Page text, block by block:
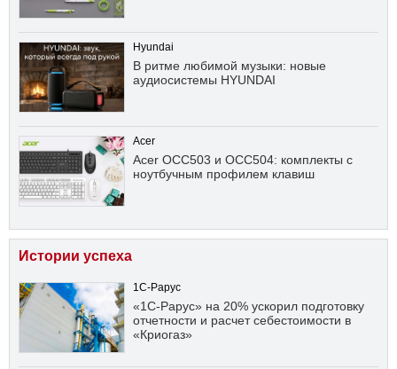
Hyundai
В ритме любимой музыки: новые
аудиосистемы HYUNDAI
Acer
Acer OCC503 и OCC504: комплекты с
ноутбучным профилем клавиш
Истории успеха
1С-Рарус
«1С-Рарус» на 20% ускорил подготовку
отчетности и расчет себестоимости в
«Криогаз»